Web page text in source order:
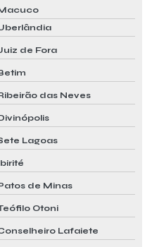
de Fora
das Neves
Lagoas
de Minas
Otoni
Lafaiete